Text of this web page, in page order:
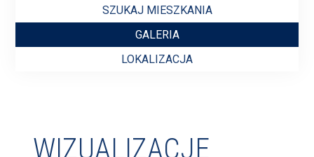
SZUKAJ MIESZKANIA
GALERIA
LOKALIZACJA
WIZUALIZACJE